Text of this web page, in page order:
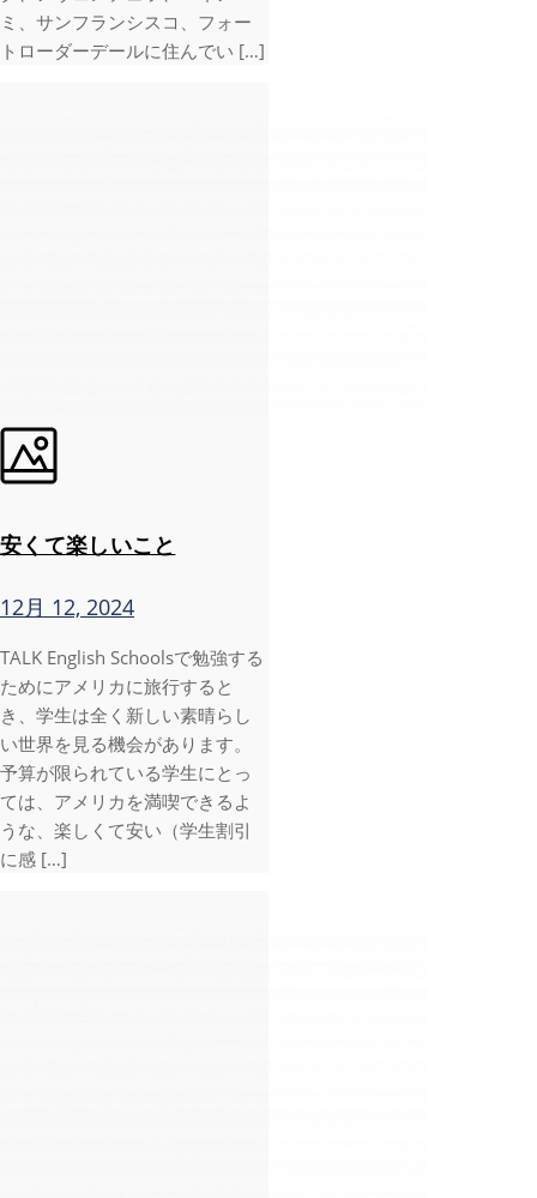
ミ、サンフランシスコ、フォー
トローダーデールに住んでい […]
安くて楽しいこと
12月 12, 2024
TALK English Schoolsで勉強する
ためにアメリカに旅行すると
き、学生は全く新しい素晴らし
い世界を見る機会があります。
予算が限られている学生にとっ
ては、アメリカを満喫できるよ
うな、楽しくて安い（学生割引
に感 […]